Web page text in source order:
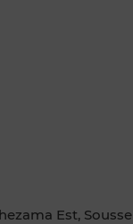
Est, Sousse